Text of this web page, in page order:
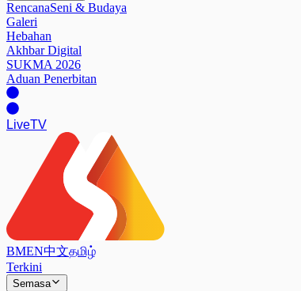
RencanaSeni & Budaya
Galeri
Hebahan
Akhbar Digital
SUKMA 2026
Aduan Penerbitan
LiveTV
BMEN中文தமிழ்
Terkini
Semasa